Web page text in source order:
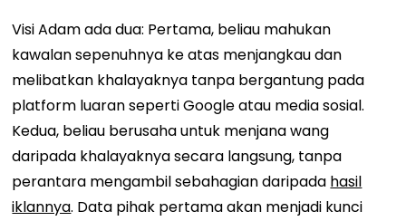
Visi Adam ada dua: Pertama, beliau mahukan
kawalan sepenuhnya ke atas menjangkau dan
melibatkan khalayaknya tanpa bergantung pada
platform luaran seperti Google atau media sosial.
Kedua, beliau berusaha untuk menjana wang
daripada khalayaknya secara langsung, tanpa
perantara mengambil sebahagian daripada hasil
iklannya. Data pihak pertama akan menjadi kunci